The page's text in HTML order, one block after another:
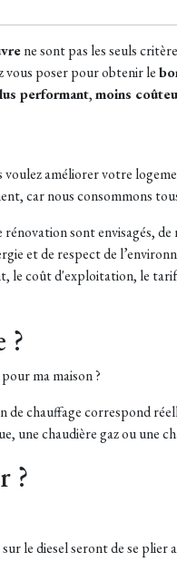
ne sont pas les seuls
vous poser pour obtenir le
performant,moins
améliorer votre
car nous consommons
rénovation sont envisagés,
et de respect de
le coût d'exploitation, le
?
ma maison ?
de chauffage correspond
une chaudière gaz ou
?
le diesel seront de se plier